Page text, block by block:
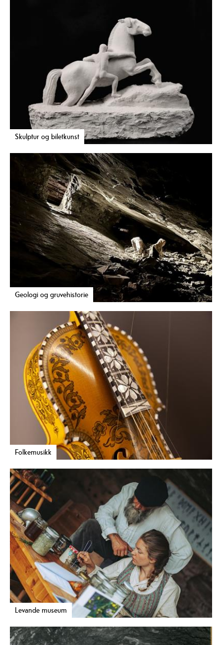
Skulptur og biletkunst
Geologi og gruvehistorie
Folkemusikk
Levande museum